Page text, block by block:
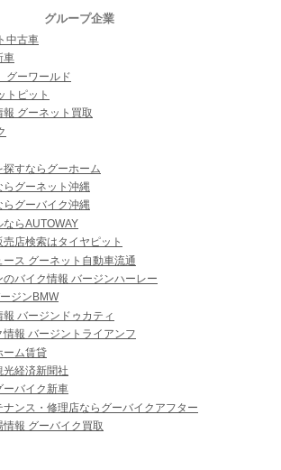
グループ企業
中古車
車
グーワールド
トピット
グーネット買取
すならグーホーム
グーネット沖縄
グーバイク沖縄
らAUTOWAY
店検索はタイヤピット
ス グーネット自動車流通
バイク情報 バージンハーレー
ジンBMW
報 バージンドゥカティ
情報 バージントライアンフ
ーム賃貸
経済新聞社
ーバイク新車
ンス・修理店ならグーバイクアフター
報 グーバイク買取